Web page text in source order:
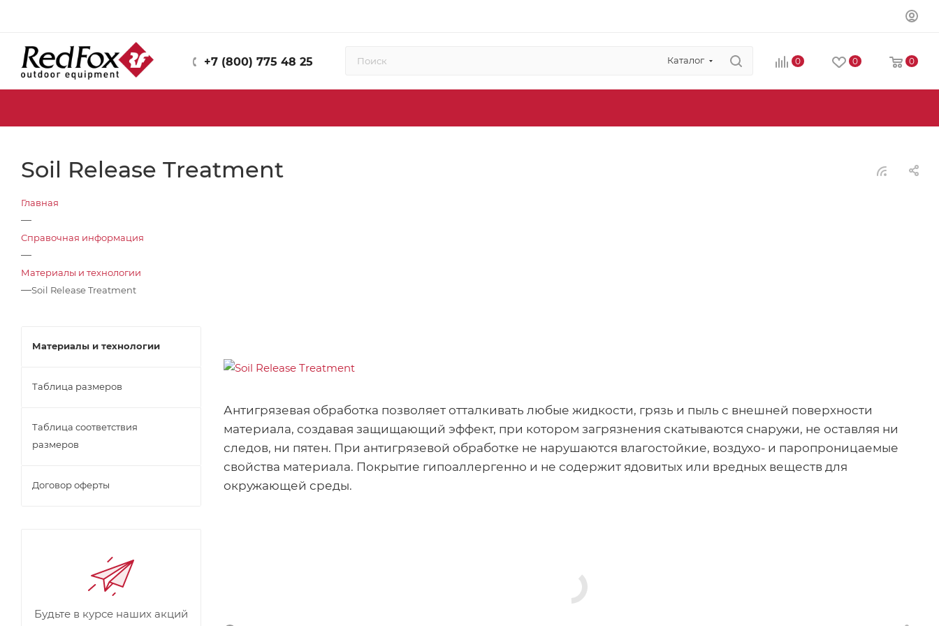
+7 (800) 775 48 25 Каталог 0 0 0
Soil Release Treatment
Главная
—
Справочная информация
—
Материалы и технологии
—Soil Release Treatment
Антигрязевая обработка позволяет отталкивать любые жидкости, грязь и пыль с внешней поверхности
материала, создавая защищающий эффект, при котором загрязнения скатываются снаружи, не оставляя ни
следов, ни пятен. При антигрязевой обработке не нарушаются влагостойкие, воздухо- и паропроницаемые
свойства материала. Покрытие гипоаллергенно и не содержит ядовитых или вредных веществ для
окружающей среды.
Материалы и технологии
Таблица размеров
Таблица соответствия
размеров
Договор оферты
Будьте в курсе наших акций